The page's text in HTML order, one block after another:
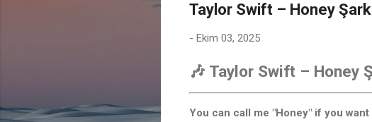
Taylor Swift – Honey
- Ekim 03, 2025
🎶 Taylor Swift – Honey
You can call me "Honey" if you want